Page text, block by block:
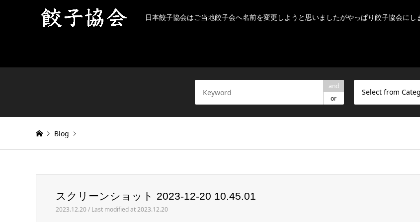
日本餃子協会はご当地餃子会へ名前を変更しようと思いましたがやっぱり餃子協会に
and
or
Select from
Blog
スクリーンショット 2023-12-20 10.45.01
スクリーンショット 2023-12-20 10.45.01
2023.12.20 / Last modified at 2023.12.20